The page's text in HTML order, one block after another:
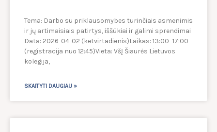
Tema: Darbo su priklausomybes turinčiais asmenimis
ir jų artimaisiais patirtys, iššūkiai ir galimi sprendimai
Data: 2026-04-02 (ketvirtadienis)Laikas: 13:00–17:00
(registracija nuo 12:45)Vieta: VšĮ Šiaurės Lietuvos
kolegija,
SKAITYTI DAUGIAU »